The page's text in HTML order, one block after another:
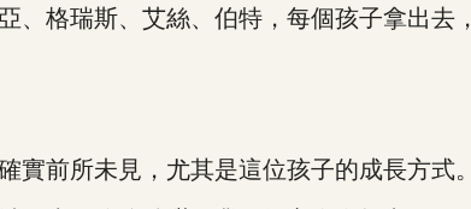
格瑞斯、艾絲、伯特，每個孩子拿出去，
前所未見，尤其是這位孩子的成長方式。